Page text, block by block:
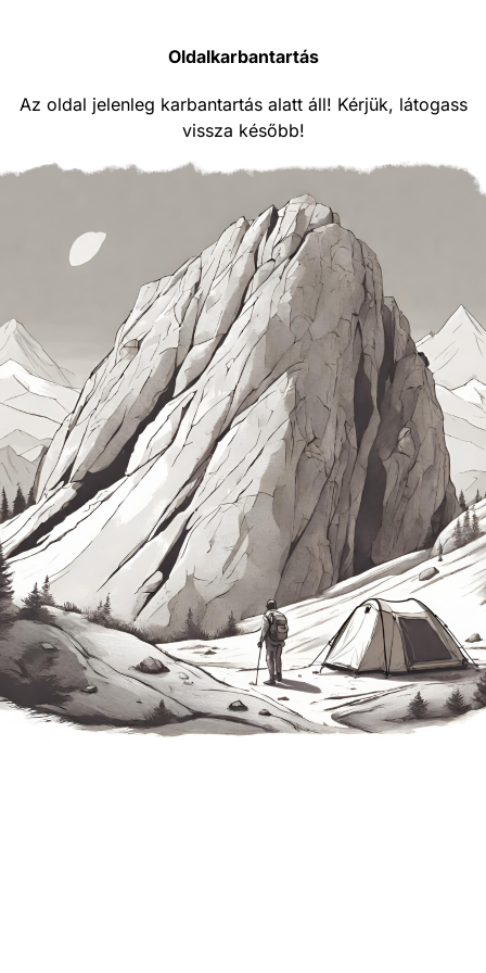
Oldalkarbantartás
Az oldal jelenleg karbantartás alatt áll! Kérjük, látogass
vissza később!